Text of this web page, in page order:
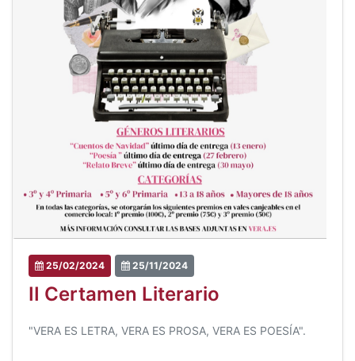
25/02/2024 25/11/2024
II Certamen Literario
"VERA ES LETRA, VERA ES PROSA, VERA ES POESÍA".